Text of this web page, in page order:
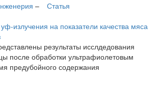
–
Статья
излучения на показатели качества мяса
результаты исслдедования
после обработки ультрафиолетовым
предубойного содержания